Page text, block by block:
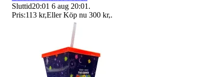
Sluttid20:01 6 aug 20:01 .
Pris:113 kr,Eller Köp nu 300 kr,.